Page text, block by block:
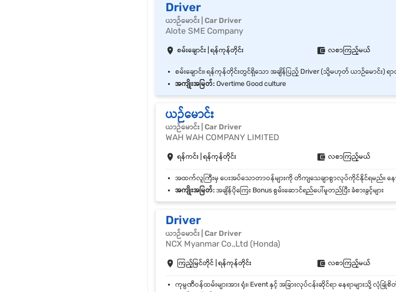
Driver
ယာဉ်မောင်း | Car Driver
Alote SME Company
စမ်းချောင်း | ရန်ကုန်တိုင်း လစာကြည့်မယ်
အကျိုးအမြတ်: Overtime Good culture
ယဉ်မောင်း
ယာဉ်မောင်း | Car Driver
WAH WAH COMPANY LIMITED
ရန်ကင်း | ရန်ကုန်တိုင်း လစာကြည့်မယ်
အကျိုးအမြတ်: အချိန်ပိုကြေး Bonus စွမ်းဆောင်ရည်ပေါ်မူတည်ပြီး ခံစားခွင့်များ
Driver
ယာဉ်မောင်း | Car Driver
NCX Myanmar Co.,Ltd (Honda)
ကြည့်မြင်တိုင် | ရန်ကုန်တိုင်း လစာကြည့်မယ်